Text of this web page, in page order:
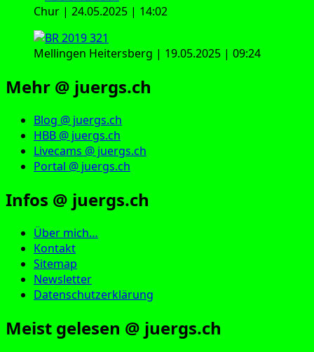
Chur | 24.05.2025 | 14:02
Mellingen Heitersberg | 19.05.2025 | 09:24
Mehr @ juergs.ch
Blog @ juergs.ch
HBB @ juergs.ch
Livecams @ juergs.ch
Portal @ juergs.ch
Infos @ juergs.ch
Über mich…
Kontakt
Sitemap
Newsletter
Datenschutzerklärung
Meist gelesen @ juergs.ch